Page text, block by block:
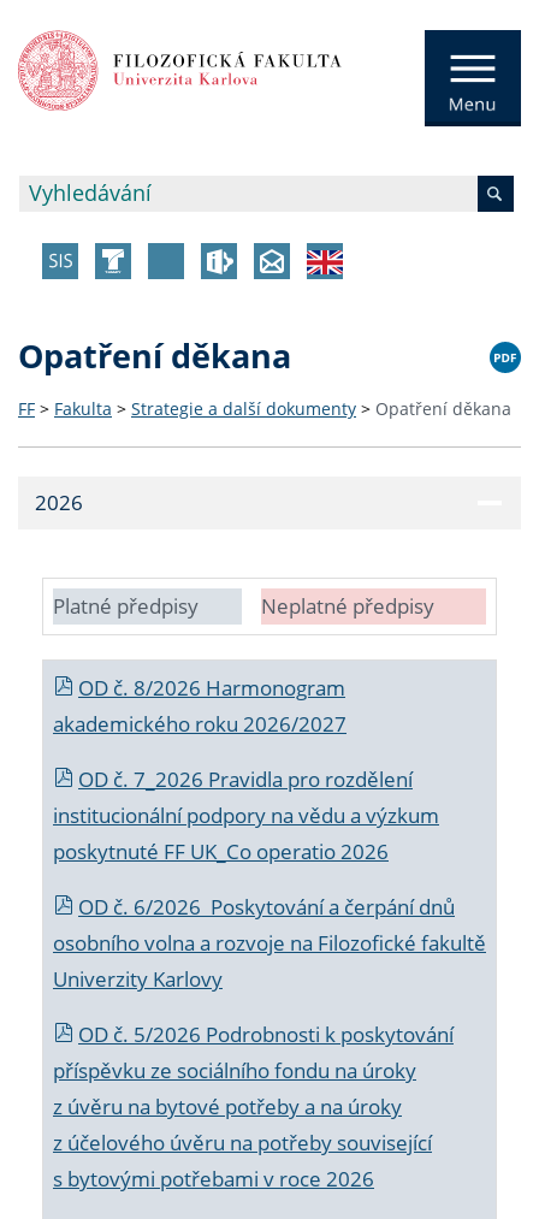
Opatření děkana
FF > Fakulta > Strategie a další dokumenty > Opatření děkana
2026
Platné předpisy Neplatné předpisy
OD č. 8/2026 Harmonogram
akademického roku 2026/2027
OD č. 7_2026 Pravidla pro rozdělení
institucionální podpory na vědu a výzkum
poskytnuté FF UK_Co operatio 2026
OD č. 6/2026 Poskytování a čerpání dnů
osobního volna a rozvoje na Filozofické fakultě
Univerzity Karlovy
OD č. 5/2026 Podrobnosti k poskytování
příspěvku ze sociálního fondu na úroky
z úvěru na bytové potřeby a na úroky
z účelového úvěru na potřeby související
s bytovými potřebami v roce 2026